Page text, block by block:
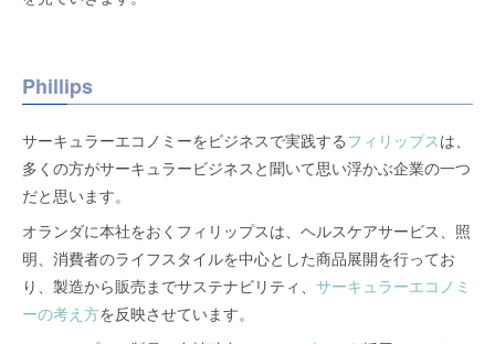
Phillips
サーキュラーエコノミーをビジネスで実践するフィリップスは、
多くの方がサーキュラービジネスと聞いて思い浮かぶ企業の一つ
だと思います。
オランダに本社をおくフィリップスは、ヘルスケアサービス、照
明、消費者のライフスタイルを中心とした商品展開を行ってお
り、製造から販売までサステナビリティ、 サーキュラーエコノミ
ーの考え方を反映させています。